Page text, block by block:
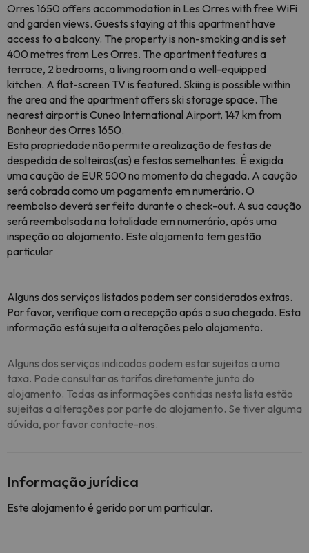
Orres 1650 offers accommodation in Les Orres with free WiFi
and garden views. Guests staying at this apartment have
access to a balcony. The property is non-smoking and is set
400 metres from Les Orres. The apartment features a
terrace, 2 bedrooms, a living room and a well-equipped
kitchen. A flat-screen TV is featured. Skiing is possible within
the area and the apartment offers ski storage space. The
nearest airport is Cuneo International Airport, 147 km from
Bonheur des Orres 1650.
Esta propriedade não permite a realização de festas de
despedida de solteiros(as) e festas semelhantes. É exigida
uma caução de EUR 500 no momento da chegada. A caução
será cobrada como um pagamento em numerário. O
reembolso deverá ser feito durante o check-out. A sua caução
será reembolsada na totalidade em numerário, após uma
inspeção ao alojamento. Este alojamento tem gestão
particular
Alguns dos serviços listados podem ser considerados extras.
Por favor, verifique com a recepção após a sua chegada. Esta
informação está sujeita a alterações pelo alojamento.
Alguns dos serviços indicados podem estar sujeitos a uma
taxa. Pode consultar as tarifas diretamente junto do
alojamento. Todas as informações contidas nesta lista estão
sujeitas a alterações por parte do alojamento. Se tiver alguma
dúvida, por favor contacte-nos.
Informação jurídica
Este alojamento é gerido por um particular.